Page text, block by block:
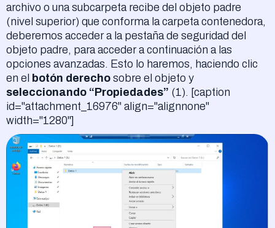
archivo o una subcarpeta recibe del objeto padre
(nivel superior) que conforma la carpeta contenedora,
deberemos acceder a la pestaña de seguridad del
objeto padre, para acceder a continuación a las
opciones avanzadas. Esto lo haremos, haciendo clic
en el botón derecho sobre el objeto y
seleccionando “Propiedades” (1). [caption
id="attachment_16976" align="alignnone"
width="1280"]